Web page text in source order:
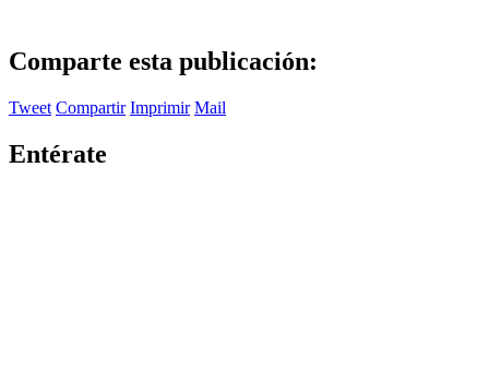
Comparte esta publicación:
Tweet Compartir Imprimir Mail
Entérate